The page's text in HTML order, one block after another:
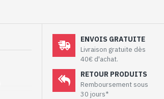
ENVOIS GRATUITE
Livraison gratuite dès
40€ d'achat.
RETOUR PRODUITS
Remboursement sous
30 jours*